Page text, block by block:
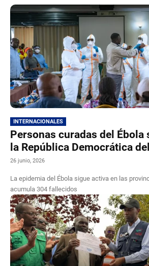
INTERNACIONALES
Personas curadas del Ébola
la República Democrática
26 junio, 2026
La epidemia del Ébola sigue activa en las
acumula 304 fallecidos